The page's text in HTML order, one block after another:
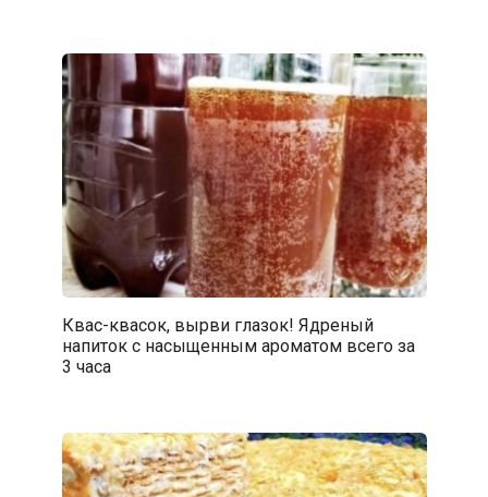
Квас-квасок, вырви глазок! Ядреный
напиток с насыщенным ароматом всего за
3 часа